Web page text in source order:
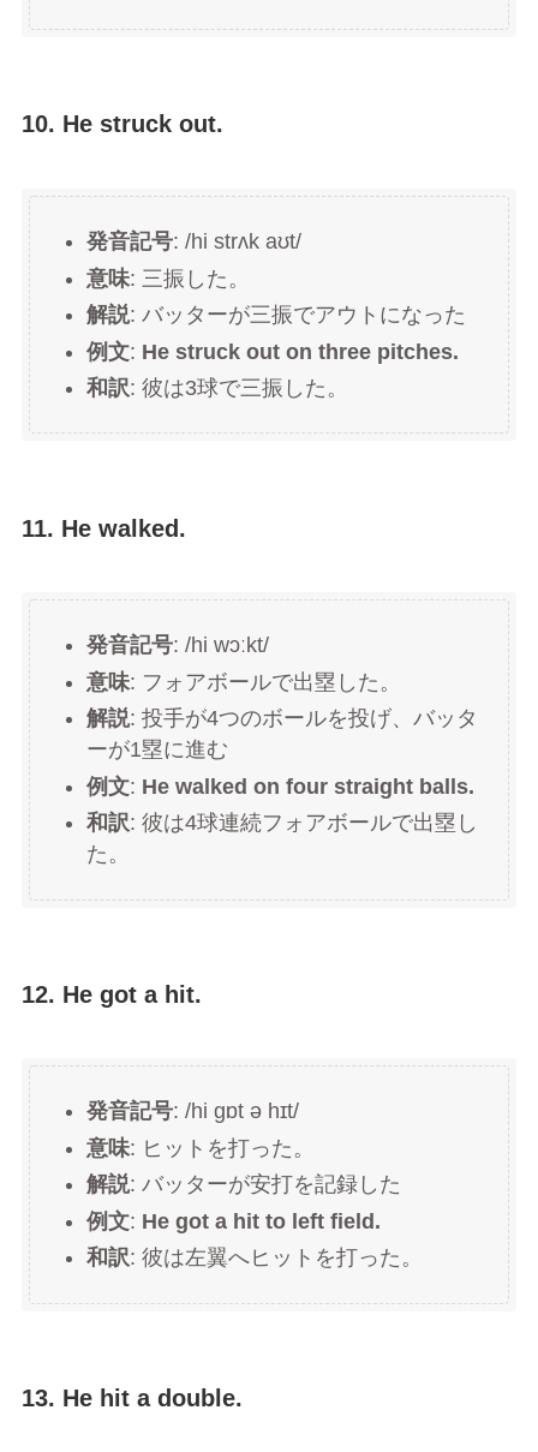
10. He struck out.
発音記号: /hi strʌk aʊt/
意味: 三振した。
解説: バッターが三振でアウトになった
例文: He struck out on three pitches.
和訳: 彼は3球で三振した。
11. He walked.
発音記号: /hi wɔːkt/
意味: フォアボールで出塁した。
解説: 投手が4つのボールを投げ、バッタ
ーが1塁に進む
例文: He walked on four straight balls.
和訳: 彼は4球連続フォアボールで出塁し
た。
12. He got a hit.
発音記号: /hi ɡɒt ə hɪt/
意味: ヒットを打った。
解説: バッターが安打を記録した
例文: He got a hit to left field.
和訳: 彼は左翼へヒットを打った。
13. He hit a double.